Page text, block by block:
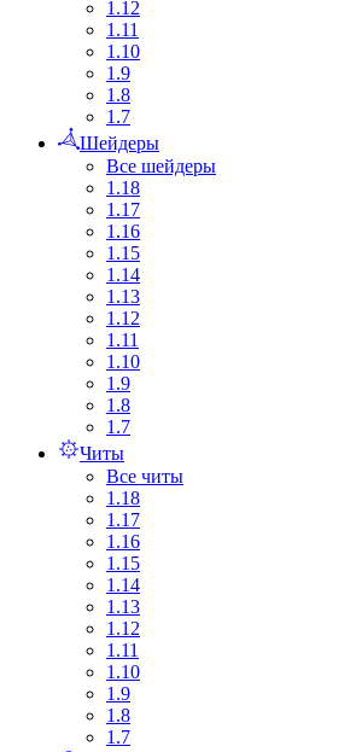
1.12
1.11
1.10
1.9
1.8
1.7
Шейдеры
Все шейдеры
1.18
1.17
1.16
1.15
1.14
1.13
1.12
1.11
1.10
1.9
1.8
1.7
Читы
Все читы
1.18
1.17
1.16
1.15
1.14
1.13
1.12
1.11
1.10
1.9
1.8
1.7